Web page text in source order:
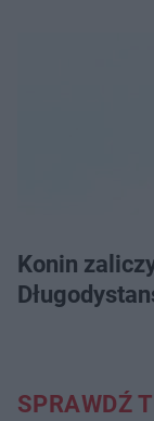
Konin zaliczył swój debiut w
SPRAWDŹ